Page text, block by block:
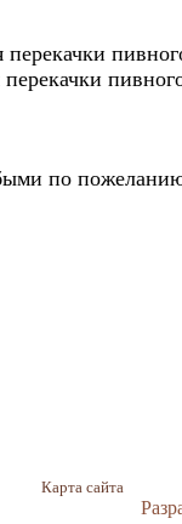
по
Карта сайта